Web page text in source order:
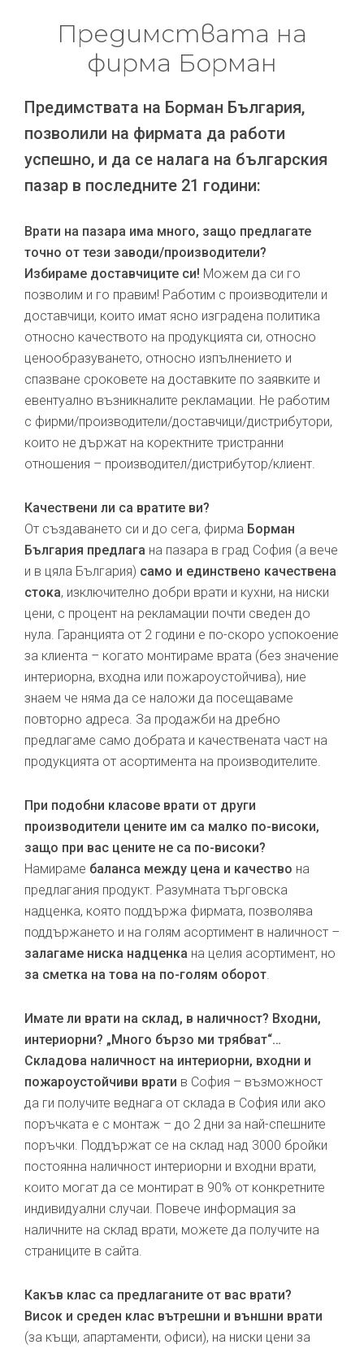
Предимствата на
фирма Борман
Предимствата на Борман България,
позволили на фирмата да работи
успешно, и да се налага на българския
пазар в последните 21 години:
Врати на пазара има много, защо предлагате
точно от тези заводи/производители?
Избираме доставчиците си! Можем да си го
позволим и го правим! Работим с производители и
доставчици, които имат ясно изградена политика
относно качеството на продукцията си, относно
ценообразуването, относно изпълнението и
спазване сроковете на доставките по заявките и
евентуално възникналите рекламации. Не работим
с фирми/производители/доставчици/дистрибутори,
които не държат на коректните тристранни
отношения – производител/дистрибутор/клиент.
Качествени ли са вратите ви?
От създаването си и до сега, фирма Борман
България предлага на пазара в град София (а вече
и в цяла България) само и единствено качествена
стока, изключително добри врати и кухни, на ниски
цени, с процент на рекламации почти сведен до
нула. Гаранцията от 2 години е по-скоро успокоение
за клиента – когато монтираме врата (без значение
интериорна, входна или пожароустойчива), ние
знаем че няма да се наложи да посещаваме
повторно адреса. За продажби на дребно
предлагаме само добрата и качествената част на
продукцията от асортимента на производителите.
При подобни класове врати от други
производители цените им са малко по-високи,
защо при вас цените не са по-високи?
Намираме баланса между цена и качество на
предлагания продукт. Разумната търговска
надценка, която поддържа фирмата, позволява
поддържането и на голям асортимент в наличност –
залагаме ниска надценка на целия асортимент, но
за сметка на това на по-голям оборот.
Имате ли врати на склад, в наличност? Входни,
интериорни? „Много бързо ми трябват“…
Складова наличност на интериорни, входни и
пожароустойчиви врати в София – възможност
да ги получите веднага от склада в София или ако
поръчката е с монтаж – до 2 дни за най-спешните
поръчки. Поддържат се на склад над 3000 бройки
постоянна наличност интериорни и входни врати,
които могат да се монтират в 90% от конкретните
индивидуални случаи. Повече информация за
наличните на склад врати, можете да получите на
страниците в сайта.
Какъв клас са предлаганите от вас врати?
Висок и среден клас вътрешни и външни врати
(за къщи, апартаменти, офиси), на ниски цени за